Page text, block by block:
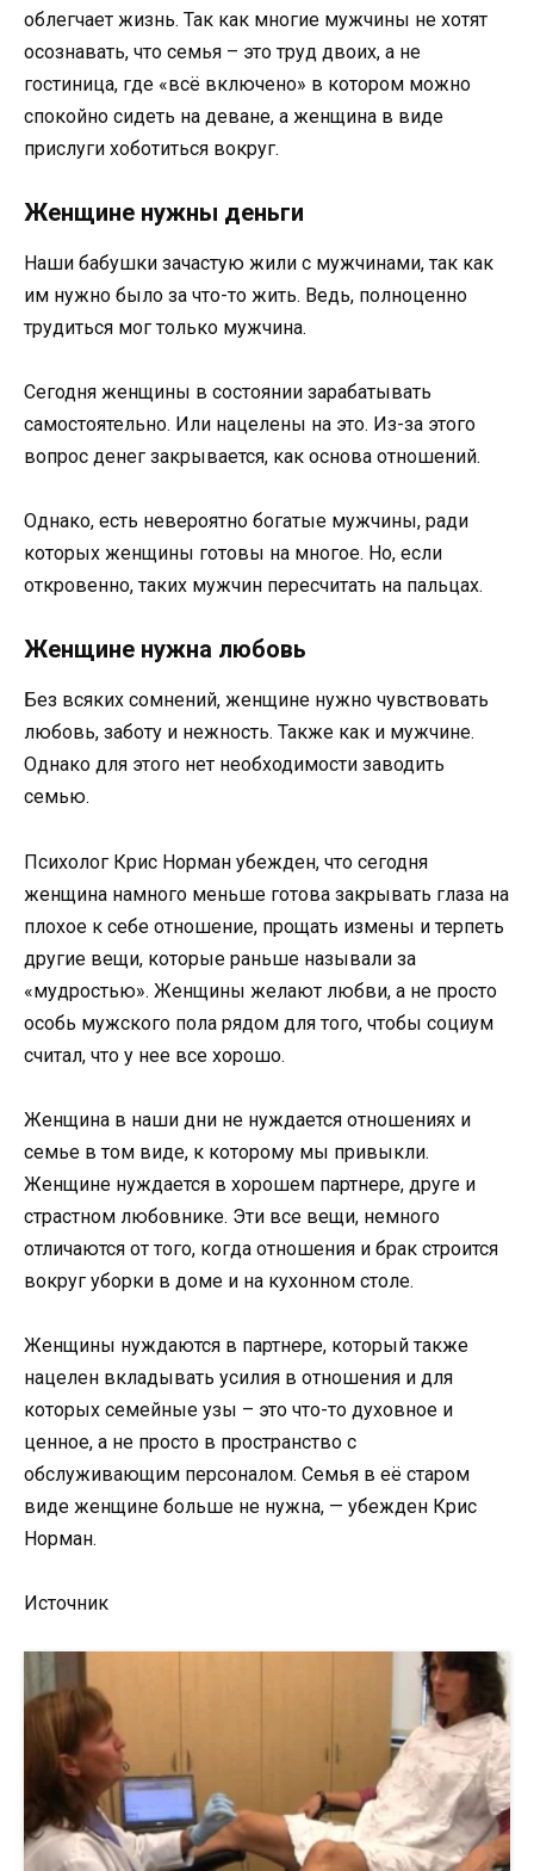
облегчает жизнь. Так как многие мужчины не хотят
осознавать, что семья – это труд двоих, а не
гостиница, где «всё включено» в котором можно
спокойно сидеть на деване, а женщина в виде
прислуги хоботиться вокруг.
Женщине нужны деньги
Наши бабушки зачастую жили с мужчинами, так как
им нужно было за что-то жить. Ведь, полноценно
трудиться мог только мужчина.
Сегодня женщины в состоянии зарабатывать
самостоятельно. Или нацелены на это. Из-за этого
вопрос денег закрывается, как основа отношений.
Однако, есть невероятно богатые мужчины, ради
которых женщины готовы на многое. Но, если
откровенно, таких мужчин пересчитать на пальцах.
Женщине нужна любовь
Без всяких сомнений, женщине нужно чувствовать
любовь, заботу и нежность. Также как и мужчине.
Однако для этого нет необходимости заводить
семью.
Психолог Крис Норман убежден, что сегодня
женщина намного меньше готова закрывать глаза на
плохое к себе отношение, прощать измены и терпеть
другие вещи, которые раньше называли за
«мудростью». Женщины желают любви, а не просто
особь мужского пола рядом для того, чтобы социум
считал, что у нее все хорошо.
Женщина в наши дни не нуждается отношениях и
семье в том виде, к которому мы привыкли.
Женщине нуждается в хорошем партнере, друге и
страстном любовнике. Эти все вещи, немного
отличаются от того, когда отношения и брак строится
вокруг уборки в доме и на кухонном столе.
Женщины нуждаются в партнере, который также
нацелен вкладывать усилия в отношения и для
которых семейные узы – это что-то духовное и
ценное, а не просто в пространство с
обслуживающим персоналом. Семья в её старом
виде женщине больше не нужна, — убежден Крис
Норман.
Источник